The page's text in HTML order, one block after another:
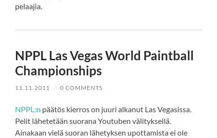
pelaajia.
NPPL Las Vegas World Paintball
Championships
11.11.2011 / 0 COMMENTS
NPPL:n päätös kierros on juuri alkanut Las Vegasissa.
Pelit lähetetään suorana Youtuben välityksellä.
Ainakaan vielä suoran lähetyksen upottamista ei ole